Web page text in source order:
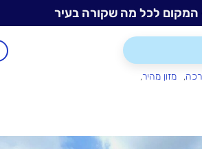
המקום לכל מה שקורה בעיר
מזון מהיר